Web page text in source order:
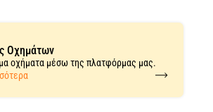
Οχημάτων
οχήματα μέσω της πλατφόρμας μας.